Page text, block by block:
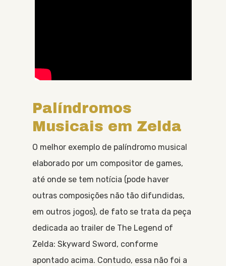
Palíndromos
Musicais em Zelda
O melhor exemplo de palíndromo musical
elaborado por um compositor de games,
até onde se tem notícia (pode haver
outras composições não tão difundidas,
em outros jogos), de fato se trata da peça
dedicada ao trailer de The Legend of
Zelda: Skyward Sword, conforme
apontado acima. Contudo, essa não foi a